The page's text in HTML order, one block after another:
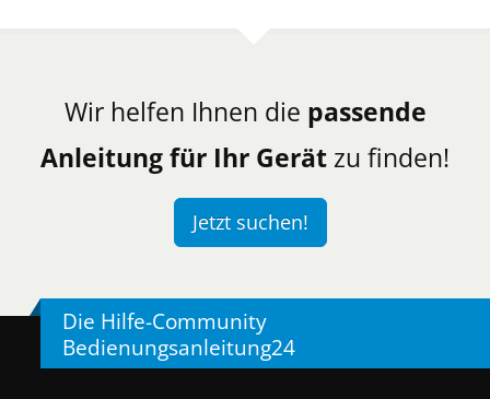
Wir helfen Ihnen die passende
Anleitung für Ihr Gerät zu finden!
Jetzt suchen!
Die Hilfe-Community
Bedienungsanleitung24